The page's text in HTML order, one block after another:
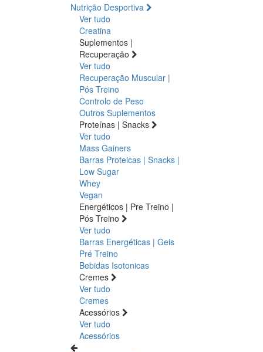
Nutrição Desportiva
Ver tudo
Creatina
Suplementos |
Recuperação
Ver tudo
Recuperação Muscular |
Pós Treino
Controlo de Peso
Outros Suplementos
Proteínas | Snacks
Ver tudo
Mass Gainers
Barras Proteicas | Snacks |
Low Sugar
Whey
Vegan
Energéticos | Pre Treino |
Pós Treino
Ver tudo
Barras Energéticas | Geis
Pré Treino
Bebidas Isotonicas
Cremes
Ver tudo
Cremes
Acessórios
Ver tudo
Acessórios